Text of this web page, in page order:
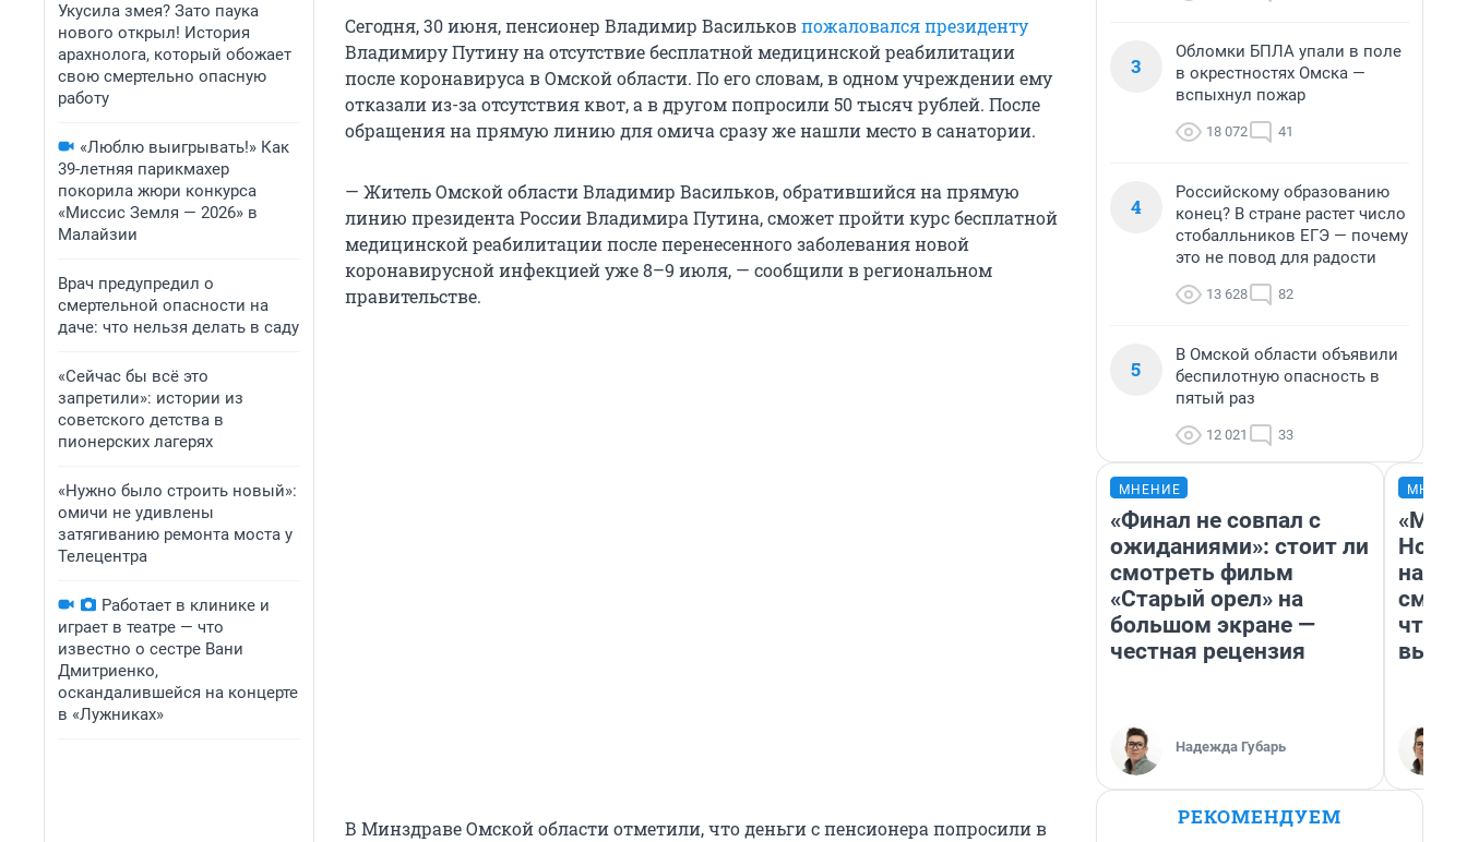
Укусила змея? Зато паука
нового открыл! История
арахнолога, который обожает
свою смертельно опасную
работу
«Люблю выигрывать!» Как
39-летняя парикмахер
покорила жюри конкурса
«Миссис Земля — 2026» в
Малайзии
Врач предупредил о
смертельной опасности на
даче: что нельзя делать в саду
«Сейчас бы всё это
запретили»: истории из
советского детства в
пионерских лагерях
«Нужно было строить новый»:
омичи не удивлены
затягиванию ремонта моста у
Телецентра
Работает в клинике и
играет в театре — что
известно о сестре Вани
Дмитриенко,
оскандалившейся на концерте
в «Лужниках»
Сегодня, 30 июня, пенсионер Владимир Васильковпожаловался президенту
Владимиру Путину на отсутствие бесплатной медицинской реабилитации
после коронавируса в Омской области. По его словам, в одном учреждении ему
отказали из-за отсутствия квот, а в другом попросили 50 тысяч рублей. После
обращения на прямую линию для омича сразу же нашли место в санатории.
— Житель Омской области Владимир Васильков, обратившийся на прямую
линию президента России Владимира Путина, сможет пройти курс бесплатной
медицинской реабилитации после перенесенного заболевания новой
коронавирусной инфекцией уже 8–9 июля, — сообщили в региональном
правительстве.
В Минздраве Омской области отметили, что деньги с пенсионера попросили в
3
Обломки БПЛА упали в поле
в окрестностях Омска —
вспыхнул пожар
18 072 41
4
Российскому образованию
конец? В стране растет число
стобалльников ЕГЭ — почему
это не повод для радости
13 628 82
5
В Омской области объявили
беспилотную опасность в
пятый раз
12 021 33
МНЕНИЕ
«Финал не совпал с
ожиданиями»: стоит ли
смотреть фильм
«Старый орел» на
большом экране —
честная рецензия
Надежда Губарь
«Мы
РЕКОМЕНДУЕМ